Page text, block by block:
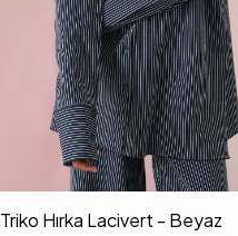
Hırka Lacivert - Beyaz